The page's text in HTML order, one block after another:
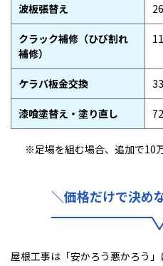
波板張替え
クラック補修（ひび割れ
補修）
ケラバ板金交換
漆喰塗替え・塗り直し
※足場を組む場合、追加で10
＼価格だけで決め
屋根工事は「安かろう悪かろう」